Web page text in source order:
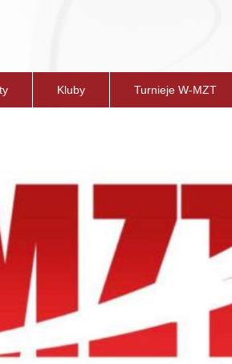
Kluby Turnieje W-MZT